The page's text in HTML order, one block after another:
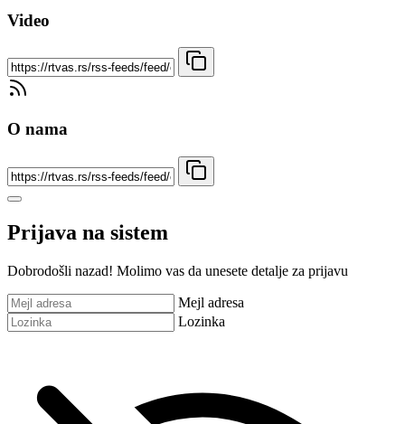
Video
O nama
Prijava na sistem
Dobrodošli nazad! Molimo vas da unesete detalje za prijavu
Mejl adresa
Lozinka